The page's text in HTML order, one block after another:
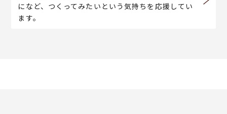
になど、つくってみたいという気持ちを応援してい
ます。